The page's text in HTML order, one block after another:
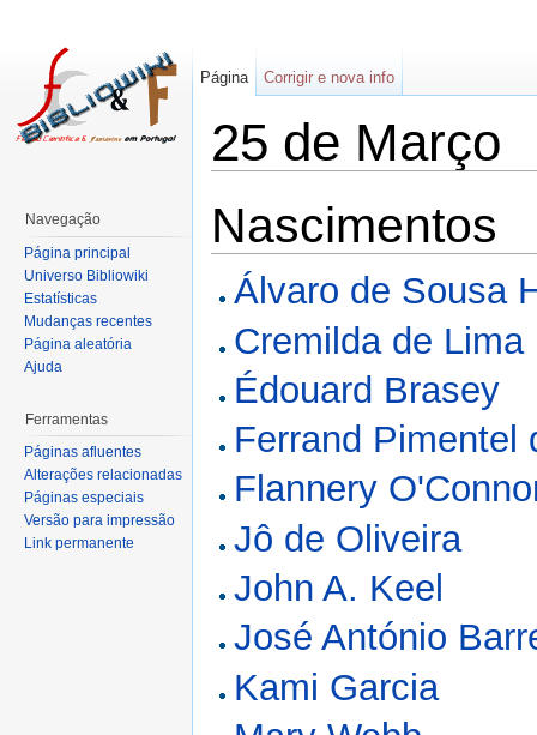
25 de Março
Nascimentos
Álvaro de Sousa
Cremilda de Lima
Édouard Brasey
Ferrand Pimentel
Flannery
Jô de Oliveira
John A. Keel
José António
Kami Garcia
Página Corrigir e nova info
Navegação
Página principal
Universo Bibliowiki
Estatísticas
Mudanças recentes
Página aleatória
Ajuda
Ferramentas
Páginas afluentes
Alterações relacionadas
Páginas especiais
Versão para impressão
Link permanente